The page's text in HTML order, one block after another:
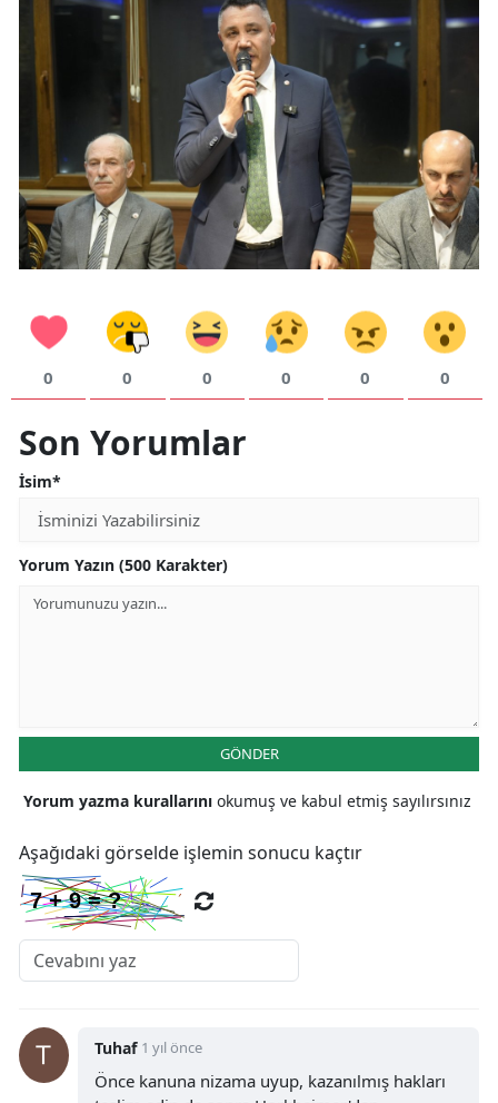
0 0 0 0 0 0
Son Yorumlar
İsim*
Yorum Yazın (500 Karakter)
GÖNDER
Yorum yazma kurallarını okumuş ve kabul etmiş sayılırsınız
Aşağıdaki görselde işlemin sonucu kaçtır
Tuhaf 1 yıl önce
Önce kanuna nizama uyup, kazanılmış hakları